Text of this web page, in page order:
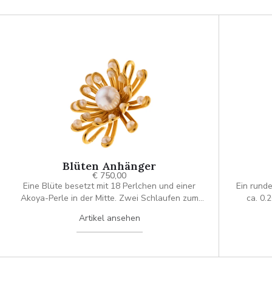
Blüten Anhänger
€ 750,00
Eine Blüte besetzt mit 18 Perlchen und einer
Akoya-Perle in der Mitte. Zwei Schlaufen zum
Anhängers.
Artikel ansehen
Ein
ca.